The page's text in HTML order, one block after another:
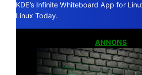
KDE’s Infinite Whiteboard App for
Linux Today.
ANNONS